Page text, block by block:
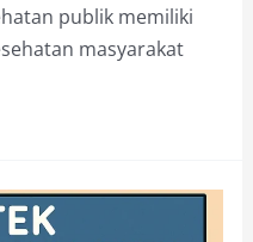
publik memiliki
masyarakat